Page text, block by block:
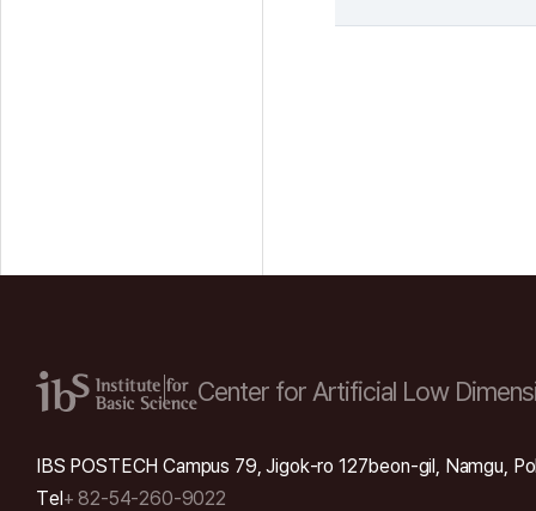
Center for Artificial Low
IBS POSTECH Campus 79, Jigok-ro 127beon-gil, Namgu,
Tel+ 82-54-260-9022